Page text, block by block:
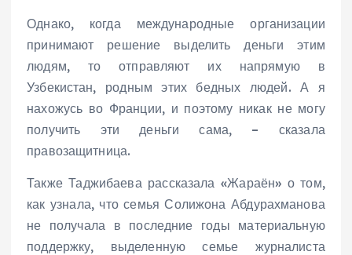
Однако, когда международные организации
принимают решение выделить деньги этим
людям, то отправляют их напрямую в
Узбекистан, родным этих бедных людей. А я
нахожусь во Франции, и поэтому никак не могу
получить эти деньги сама, – сказала
правозащитница.
Также Таджибаева рассказала «Жараён» о том,
как узнала, что семья Солижона Абдурахманова
не получала в последние годы материальную
поддержку, выделенную семье журналиста